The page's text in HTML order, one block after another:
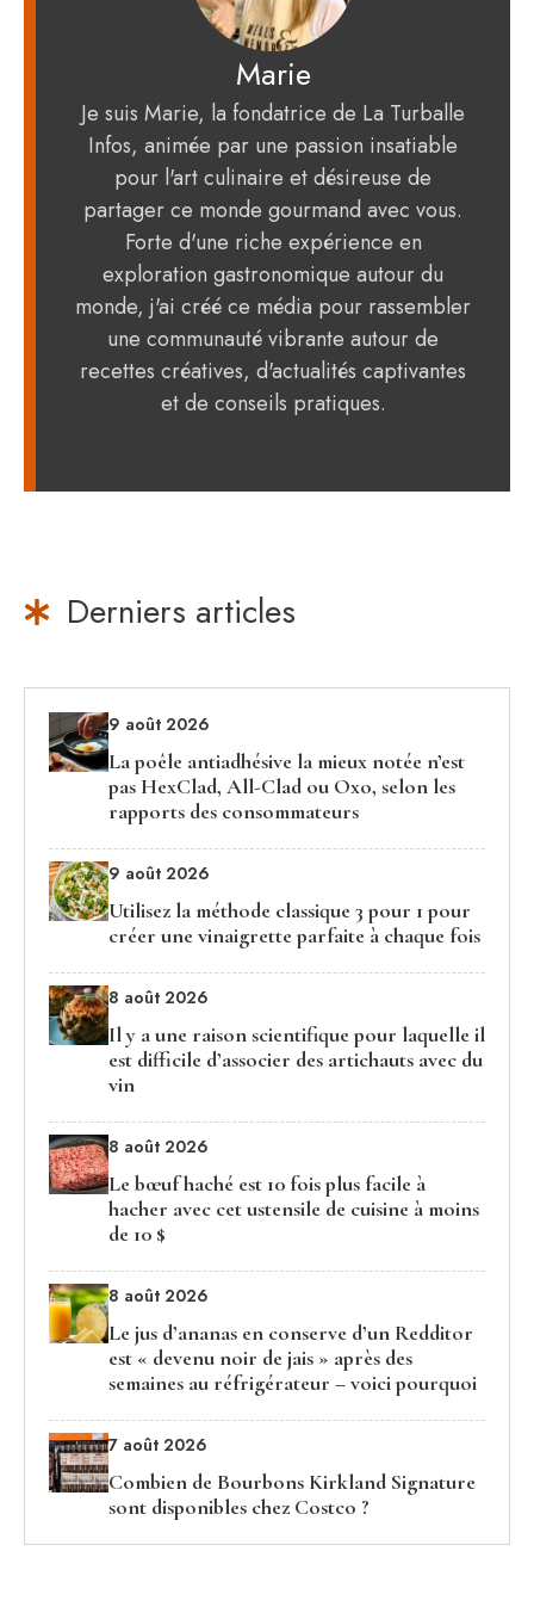
Marie
Je suis Marie, la fondatrice de La Turballe
Infos, animée par une passion insatiable
pour l'art culinaire et désireuse de
partager ce monde gourmand avec vous.
Forte d'une riche expérience en
exploration gastronomique autour du
monde, j'ai créé ce média pour rassembler
une communauté vibrante autour de
recettes créatives, d'actualités captivantes
et de conseils pratiques.
Derniers articles
9 août 2026
La poêle antiadhésive la mieux notée n’est
pas HexClad, All-Clad ou Oxo, selon les
rapports des consommateurs
9 août 2026
Utilisez la méthode classique 3 pour 1 pour
créer une vinaigrette parfaite à chaque fois
8 août 2026
Il y a une raison scientifique pour laquelle il
est difficile d’associer des artichauts avec du
vin
8 août 2026
Le bœuf haché est 10 fois plus facile à
hacher avec cet ustensile de cuisine à moins
de 10 $
8 août 2026
Le jus d’ananas en conserve d’un Redditor
est « devenu noir de jais » après des
semaines au réfrigérateur – voici pourquoi
7 août 2026
Combien de Bourbons Kirkland Signature
sont disponibles chez Costco ?